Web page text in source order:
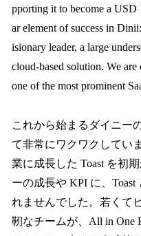
pporting it to become a
ar element of success in
isionary leader, a large
cloud-based solution. We
one of the most prominent
これから始まるダイニー
て非常にワクワクしてい
業に成長した Toast を初
ーの成長や KPI に、
れませんでした。若くて
靭なチームが、All in One